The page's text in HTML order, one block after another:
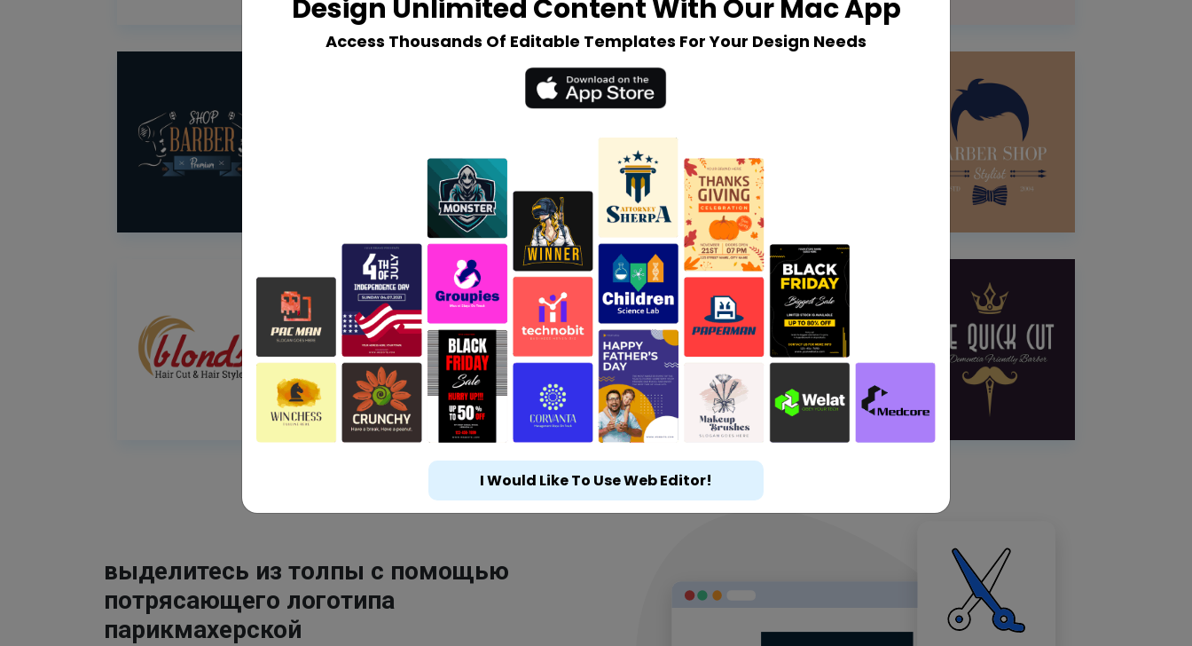
выделитесь из толпы с помощью
потрясающего логотипа
парикмахерской
Design Unlimited Content With Our Mac App
Access Thousands Of Editable Templates For Your Design Needs
I Would Like To Use Web Editor!